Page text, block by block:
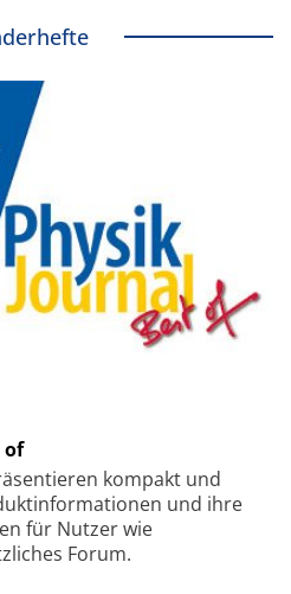
of
kompakt und
und ihre
für Nutzer wie
Forum.